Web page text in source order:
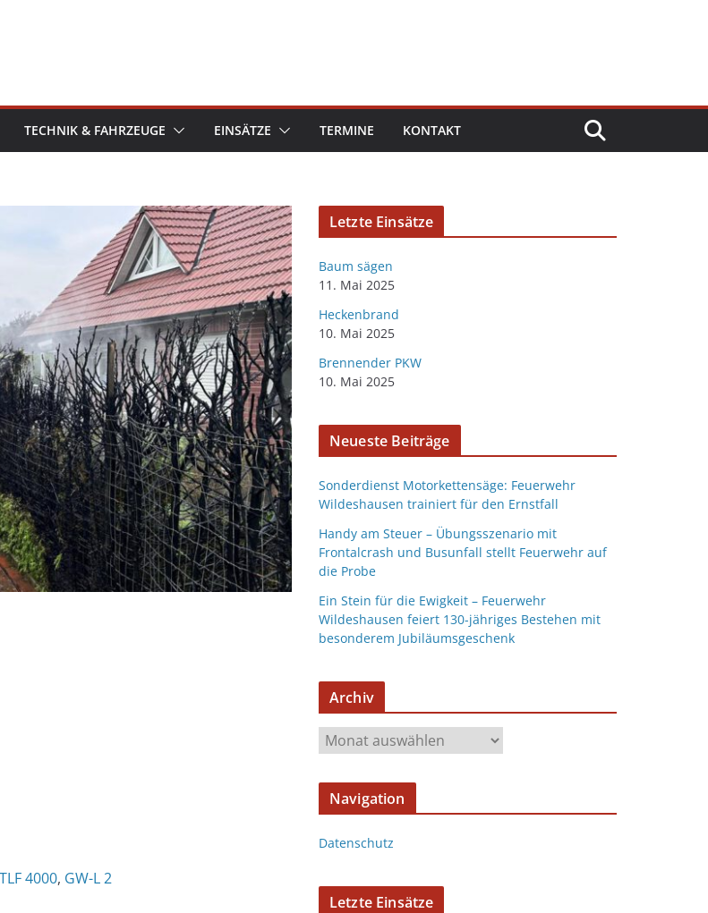
TECHNIK & FAHRZEUGE EINSÄTZE TERMINE KONTAKT
TLF 4000, GW-L 2
Letzte Einsätze
Baum sägen
11. Mai 2025
Heckenbrand
10. Mai 2025
Brennender PKW
10. Mai 2025
Neueste Beiträge
Sonderdienst Motorkettensäge: Feuerwehr
Wildeshausen trainiert für den Ernstfall
Handy am Steuer – Übungsszenario mit
Frontalcrash und Busunfall stellt Feuerwehr auf
die Probe
Ein Stein für die Ewigkeit – Feuerwehr
Wildeshausen feiert 130-jähriges Bestehen mit
besonderem Jubiläumsgeschenk
Archiv
Navigation
Datenschutz
Letzte Einsätze